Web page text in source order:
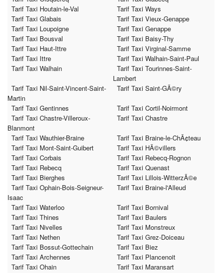
Tarif Taxi Houtain-le-Val
Tarif Taxi Ways
Tarif Taxi Glabais
Tarif Taxi Vieux-Genappe
Tarif Taxi Loupoigne
Tarif Taxi Genappe
Tarif Taxi Bousval
Tarif Taxi Baisy-Thy
Tarif Taxi Haut-Ittre
Tarif Taxi Virginal-Samme
Tarif Taxi Ittre
Tarif Taxi Walhain-Saint-Paul
Tarif Taxi Walhain
Tarif Taxi Tourinnes-Saint-
Lambert
Tarif Taxi Nil-Saint-Vincent-Saint-
Martin
Tarif Taxi Saint-GÃ©ry
Tarif Taxi Gentinnes
Tarif Taxi Cortil-Noirmont
Tarif Taxi Chastre-Villeroux-
Blanmont
Tarif Taxi Chastre
Tarif Taxi Wauthier-Braine
Tarif Taxi Braine-le-ChÃ¢teau
Tarif Taxi Mont-Saint-Guibert
Tarif Taxi HÃ©villers
Tarif Taxi Corbais
Tarif Taxi Rebecq-Rognon
Tarif Taxi Rebecq
Tarif Taxi Quenast
Tarif Taxi Bierghes
Tarif Taxi Lillois-WitterzÃ©e
Tarif Taxi Ophain-Bois-Seigneur-
Isaac
Tarif Taxi Braine-l'Alleud
Tarif Taxi Waterloo
Tarif Taxi Bornival
Tarif Taxi Thines
Tarif Taxi Baulers
Tarif Taxi Nivelles
Tarif Taxi Monstreux
Tarif Taxi Nethen
Tarif Taxi Grez-Doiceau
Tarif Taxi Bossut-Gottechain
Tarif Taxi Biez
Tarif Taxi Archennes
Tarif Taxi Plancenoit
Tarif Taxi Ohain
Tarif Taxi Maransart